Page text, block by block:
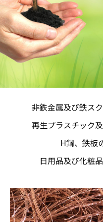
非鉄金属及び鉄ス
再生プラスチック
H鋼、鉄板
日用品及び化粧